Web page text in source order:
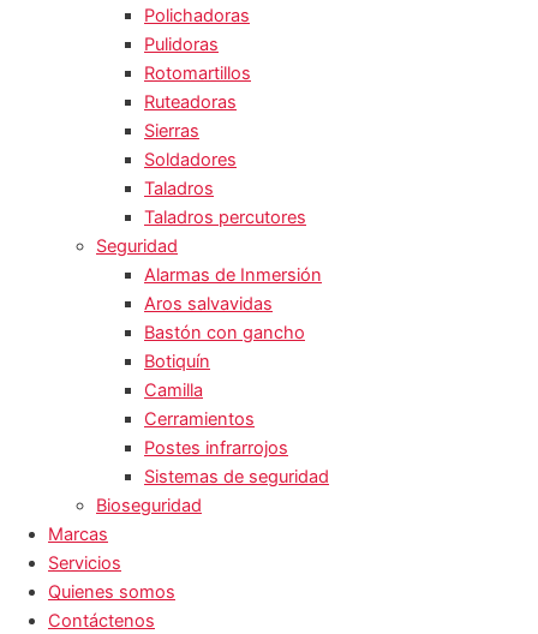
Polichadoras
Pulidoras
Rotomartillos
Ruteadoras
Sierras
Soldadores
Taladros
Taladros percutores
Seguridad
Alarmas de Inmersión
Aros salvavidas
Bastón con gancho
Botiquín
Camilla
Cerramientos
Postes infrarrojos
Sistemas de seguridad
Bioseguridad
Marcas
Servicios
Quienes somos
Contáctenos